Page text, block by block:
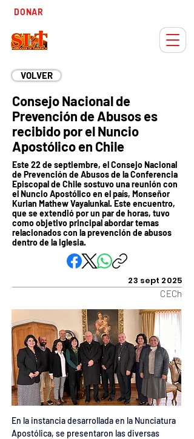
DONAR
VOLVER
Consejo Nacional de
Prevención de Abusos es
recibido por el Nuncio
Apostólico en Chile
Este 22 de septiembre, el Consejo Nacional
de Prevención de Abusos de la Conferencia
Episcopal de Chile sostuvo una reunión con
el Nuncio Apostólico en el país, Monseñor
Kurian Mathew Vayalunkal. Este encuentro,
que se extendió por un par de horas, tuvo
como objetivo principal abordar temas
relacionados con la prevención de abusos
dentro de la Iglesia.
23 sept 2025
CECh
En la instancia desarrollada en la Nunciatura
Apostólica, se presentaron las diversas